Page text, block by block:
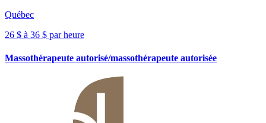
Québec
26 $ à 36 $ par heure
Massothérapeute autorisé/massothérapeute autorisée